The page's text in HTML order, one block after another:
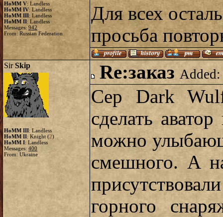
HoMM V: Landless
HoMM IV: Landless
HoMM III: Landless
HoMM II: Landless
Messages:942
From: Russian Federation
Для всех
просьба
SirSkip
HoMM III: Landless
HoMM II: Knight (2)
HoMM I: Landless
Messages: 400
From: Ukraine
Re:заказ
Сер Dark
сделать
можно
смешного. А
горного